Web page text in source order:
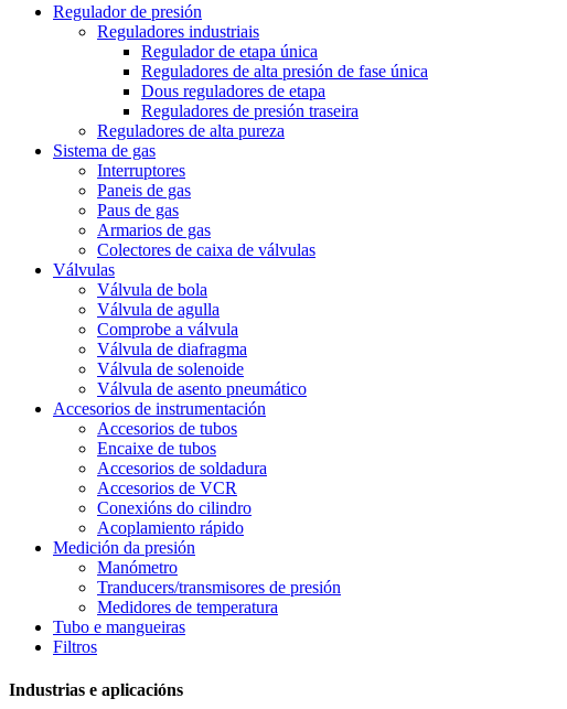
Regulador de presión
Reguladores industriais
Regulador de etapa única
Reguladores de alta presión de fase única
Dous reguladores de etapa
Reguladores de presión traseira
Reguladores de alta pureza
Sistema de gas
Interruptores
Paneis de gas
Paus de gas
Armarios de gas
Colectores de caixa de válvulas
Válvulas
Válvula de bola
Válvula de agulla
Comprobe a válvula
Válvula de diafragma
Válvula de solenoide
Válvula de asento pneumático
Accesorios de instrumentación
Accesorios de tubos
Encaixe de tubos
Accesorios de soldadura
Accesorios de VCR
Conexións do cilindro
Acoplamiento rápido
Medición da presión
Manómetro
Tranducers/transmisores de presión
Medidores de temperatura
Tubo e mangueiras
Filtros
Industrias e aplicacións